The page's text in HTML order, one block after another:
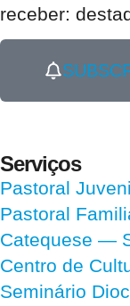
receber:
Serviços
Pastoral
Pastoral
Catequese —
Centro de
Seminário